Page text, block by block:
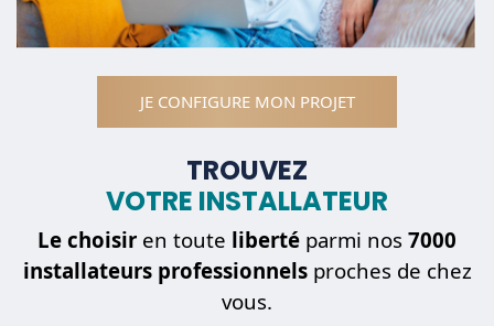
JE CONFIGURE MON PROJET
TROUVEZ
VOTRE INSTALLATEUR
Le choisir en toute liberté parmi nos 7000
installateurs professionnelsproches de chez
vous.